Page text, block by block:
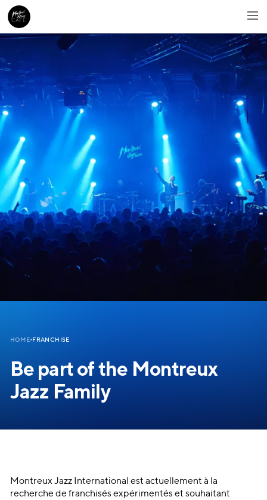
HOME FRANCHISE
Be part of the Montreux
Jazz Family
Montreux Jazz International est actuellement à la
recherche de franchisés expérimentés et souhaitant